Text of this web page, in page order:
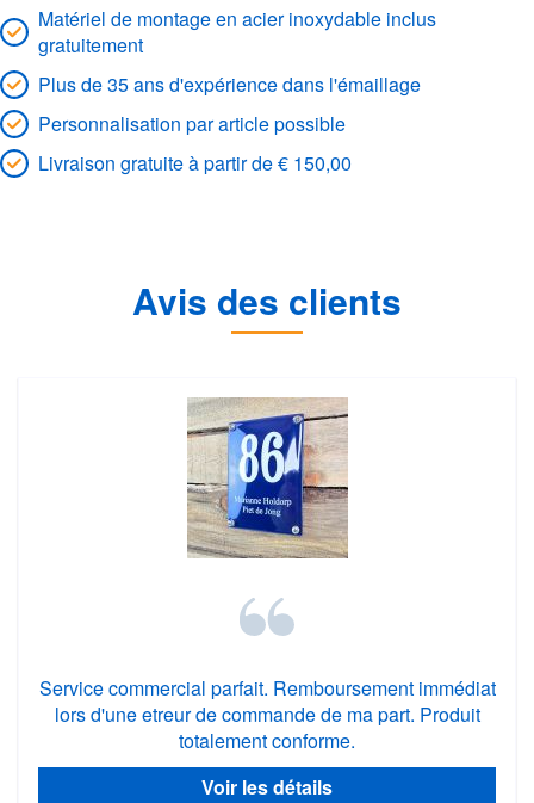
Matériel de montage en acier inoxydable inclus
gratuitement
Plus de 35 ans d'expérience dans l'émaillage
Personnalisation par article possible
Livraison gratuite à partir de € 150,00
Avis des clients
Service commercial parfait. Remboursement immédiat
lors d'une etreur de commande de ma part. Produit
totalement conforme.
Voir les détails